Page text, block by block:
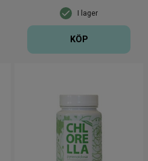
I lager
KÖP